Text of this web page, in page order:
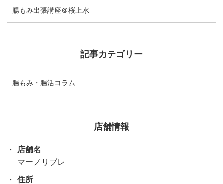
腸もみ出張講座＠桜上水
記事カテゴリー
腸もみ・腸活コラム
店舗情報
店舗名
マーノリブレ
住所